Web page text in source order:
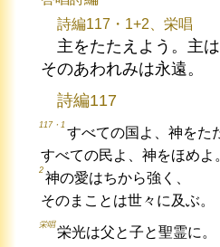
詩編117・1+2、栄唱
主をたたえよう。主
そのあわれみは永遠。
詩編117
117・1
すべての国よ、神をた
すべての民よ、神をほめよ
2
神の愛はちから強く、
そのまことは世々に及ぶ。
栄唱
栄光は父と子と聖霊に。